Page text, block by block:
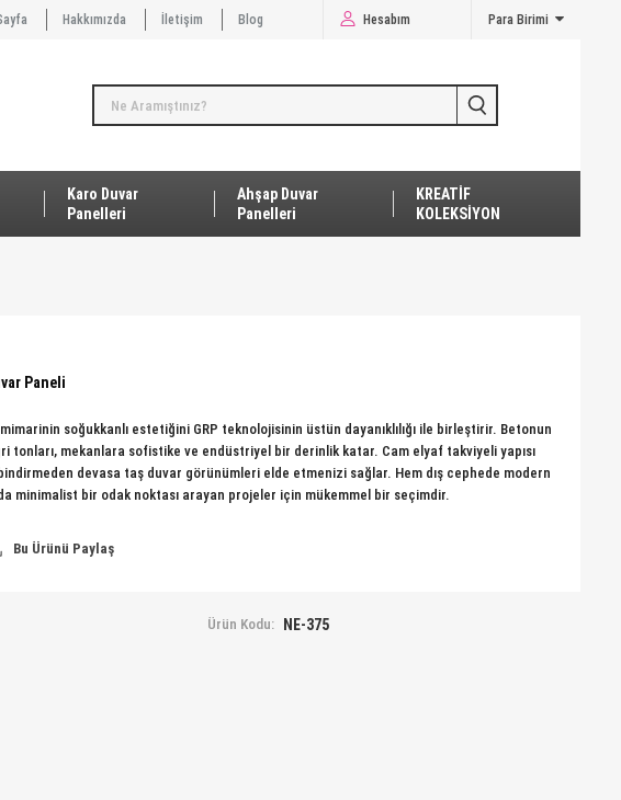
Hakkımızda İletişim Blog Hesabım Para Birimi
Karo Duvar
Panelleri
Ahşap Duvar
Panelleri
KREATİF
KOLEKSİYON
Paneli
soğukkanlı estetiğini GRP teknolojisinin üstün dayanıklılığı ile birleştirir. Betonun
tonları, mekanlara sofistike ve endüstriyel bir derinlik katar. Cam elyaf takviyeli yapısı
devasa taş duvar görünümleri elde etmenizi sağlar. Hem dış cephede modern
minimalist bir odak noktası arayan projeler için mükemmel bir seçimdir.
Bu Ürünü Paylaş
Ürün Kodu: NE-375